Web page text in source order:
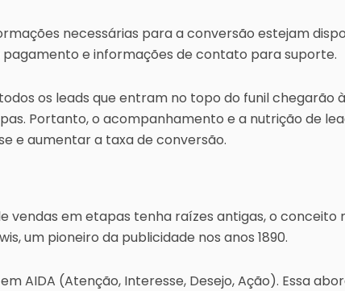
necessárias para a conversão estejam
e informações de contato para suporte.
os leads que entram no topo do funil chegarão
Portanto, o acompanhamento e a nutrição de
e aumentar a taxa de conversão.
vendas em etapas tenha raízes antigas, o conceito
um pioneiro da publicidade nos anos 1890.
AIDA (Atenção, Interesse, Desejo, Ação). Essa